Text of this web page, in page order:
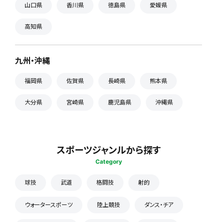
山口県 香川県 徳島県 愛媛県
高知県
九州・沖縄
福岡県 佐賀県 長崎県 熊本県
大分県 宮崎県 鹿児島県 沖縄県
スポーツジャンルから探す
Category
球技 武道 格闘技 射的
ウォータースポーツ 陸上競技 ダンス・チア